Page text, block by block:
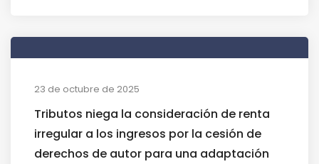
23 de octubre de 2025
Tributos niega la consideración de renta
irregular a los ingresos por la cesión de
derechos de autor para una adaptación